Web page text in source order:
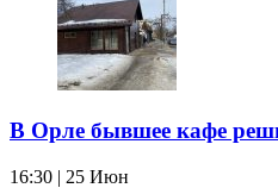
В Орле бывшее кафе
16:30 | 25 Июн